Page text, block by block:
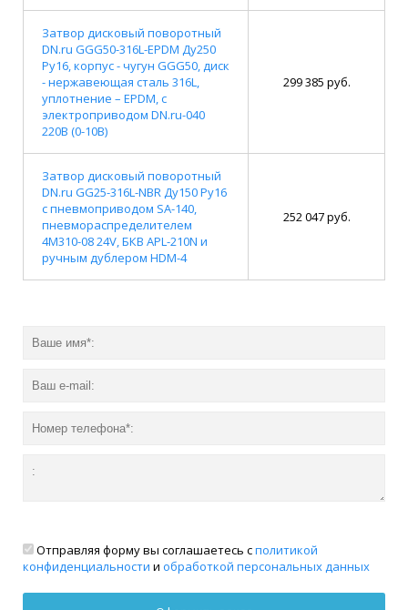
Затвор дисковый поворотный
DN.ru GGG50-316L-EPDM Ду250
Ру16, корпус - чугун GGG50, диск
- нержавеющая сталь 316L,
уплотнение – EPDM, с
электроприводом DN.ru-040
220В (0-10В)
299 385 руб.
Затвор дисковый поворотный
DN.ru GG25-316L-NBR Ду150 Ру16
с пневмоприводом SA-140,
пневмораспределителем
4M310-08 24V, БКВ APL-210N и
ручным дублером HDM-4
252 047 руб.
Отправляя форму вы соглашаетесь сполитикой
конфиденциальности и обработкой персональных данных